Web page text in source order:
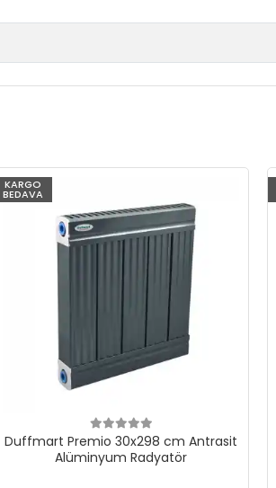
KARGO
BEDAVA
Duffmart Premio 30x298 cm Antrasit
Alüminyum Radyatör